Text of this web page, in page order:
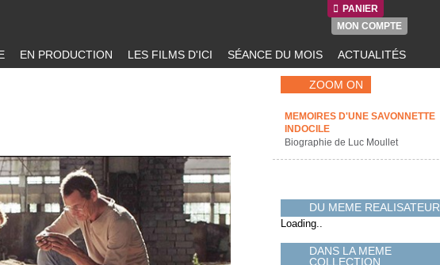
PANIER
MON COMPTE
EN PRODUCTION LES FILMS D'ICI SÉANCE DU MOIS ACTUALITÉS
ZOOM ON
MEMOIRES D'UNE SAVONNETTE
INDOCILE
Biographie de Luc Moullet
DU MEME REALISATEUR
Loading..
DANS LA MEME
COLLECTION